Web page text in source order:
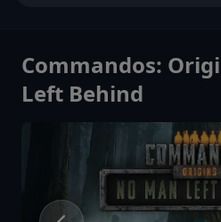
Commandos:
Left Behind